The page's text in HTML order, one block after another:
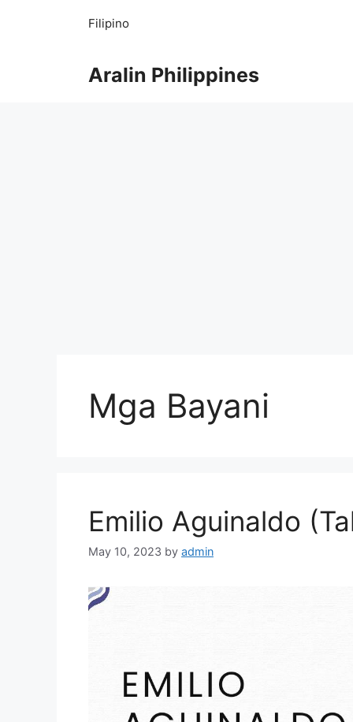
Filipino
Aralin Philippines
Mga Bayani
Emilio Aguinaldo
May 10, 2023 by admin